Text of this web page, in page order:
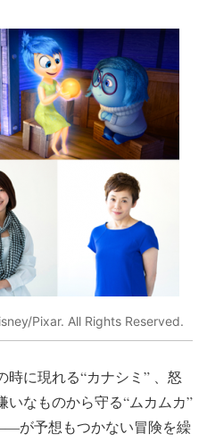
Pixar. All Rights Reserved.
時に現れる“カナシミ” 、怒
いなものから守る“ムカムカ”
が予想もつかない冒険を繰